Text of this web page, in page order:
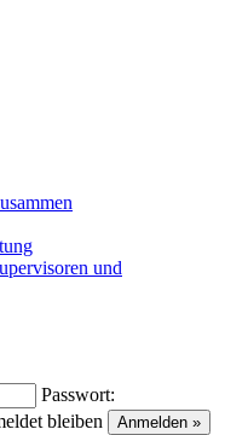
und
Passwort:
bleiben